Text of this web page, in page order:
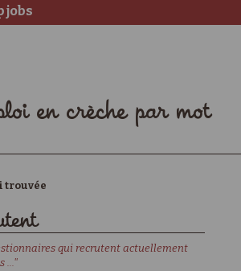
jobs
en crèche par mot
trouvée
qui recrutent actuellement
..."